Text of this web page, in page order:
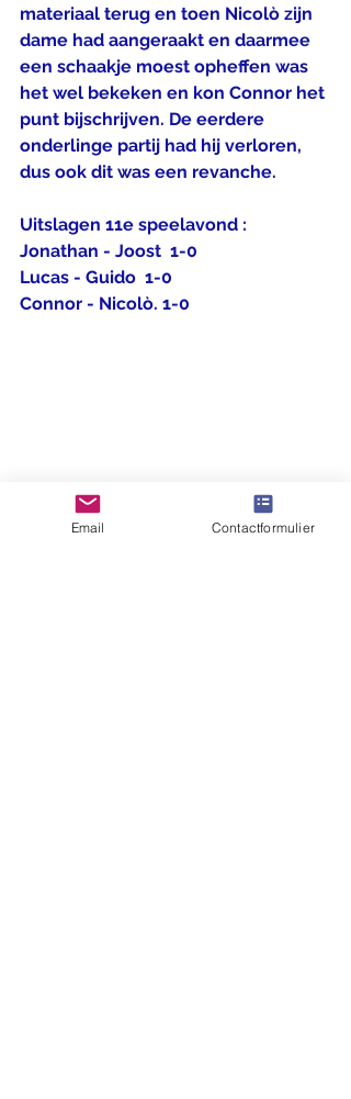
materiaal terug en toen Nicolò zijn
dame had aangeraakt en daarmee
een schaakje moest opheffen was
het wel bekeken en kon Connor het
punt bijschrijven. De eerdere
onderlinge partij had hij verloren,
dus ook dit was een revanche.
Uitslagen 11e speelavond :
Jonathan - Joost  1-0
Lucas - Guido  1-0
Connor - Nicolò. 1-0
Email Contactformulier